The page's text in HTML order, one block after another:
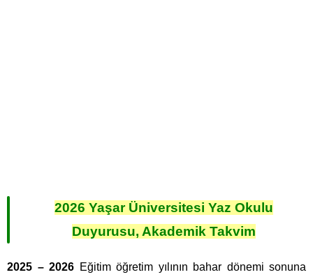
2026 Yaşar Üniversitesi Yaz Okulu
Duyurusu, Akademik Takvim
2025 – 2026 Eğitim öğretim yılının bahar dönemi sonuna